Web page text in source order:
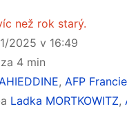
než rok starý.
2025 v 16:49
4 min
, AFP Francie
Ladka MORTKOWITZ,